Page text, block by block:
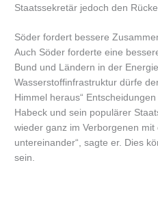
Staatssekretär jedoch den
Söder fordert bessere
Auch Söder forderte eine
Bund und Ländern in der
Wasserstoffinfrastruktur dürfe
Himmel heraus“
Habeck und sein populärer
wieder ganz im Verborgenen
untereinander“, sagte er. Dies
sein.